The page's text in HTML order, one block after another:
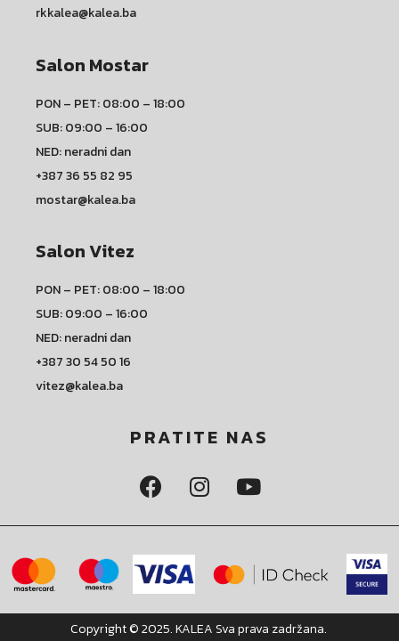
rkkalea@kalea.ba
Salon Mostar
PON – PET: 08:00 – 18:00
SUB: 09:00 – 16:00
NED: neradni dan
+387 36 55 82 95
mostar@kalea.ba
Salon Vitez
PON – PET: 08:00 – 18:00
SUB: 09:00 – 16:00
NED: neradni dan
+387 30 54 50 16
vitez@kalea.ba
PRATITE NAS
Copyright © 2025. KALEA Sva prava zadržana.